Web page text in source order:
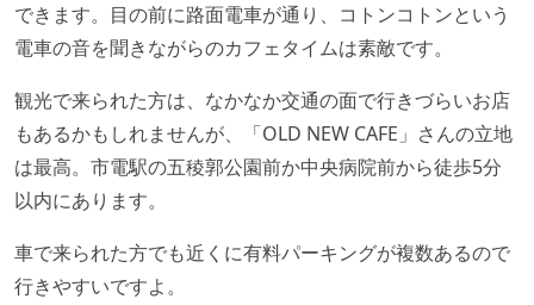
できます。目の前に路面電車が通り、コトンコトンという
電車の音を聞きながらのカフェタイムは素敵です。
観光で来られた方は、なかなか交通の面で行きづらいお店
もあるかもしれませんが、「OLD NEW CAFE」さんの立地
は最高。市電駅の五稜郭公園前か中央病院前から徒歩5分
以内にあります。
車で来られた方でも近くに有料パーキングが複数あるので
行きやすいですよ。